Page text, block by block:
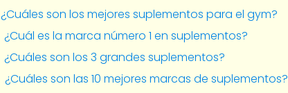
¿Cuáles son los mejores suplementos para el gym?
¿Cuál es la marca número 1 en suplementos?
¿Cuáles son los 3 grandes suplementos?
¿Cuáles son las 10 mejores marcas de suplementos?